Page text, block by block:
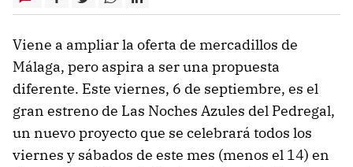
Viene a ampliar la oferta de mercadillos de
Málaga, pero aspira a ser una propuesta
diferente. Este viernes, 6 de septiembre, es el
gran estreno de Las Noches Azules del Pedregal,
un nuevo proyecto que se celebrará todos los
viernes y sábados de este mes (menos el 14) en